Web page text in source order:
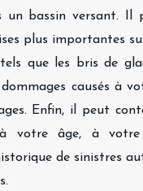
un bassin versant. Il
plus importantes
que les bris de
causés à
Enfin, il peut
à votre âge, à votre
de sinistres